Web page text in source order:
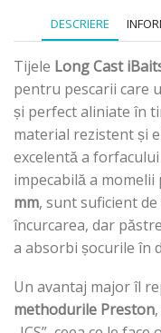
DESCRIERE
Tijele Long Cast
pentru pescarii care
și perfect aliniate în
material rezistent și
excelentă a
impecabilă a
mm, sunt suficient
încurcarea, dar
a absorbi șocurile în
Un avantaj major îl
methodurile Preston